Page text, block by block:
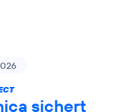
sichert